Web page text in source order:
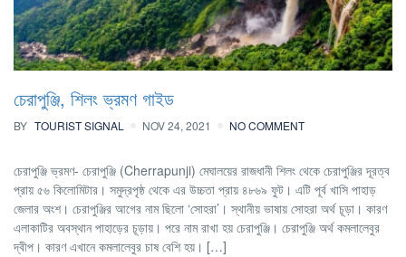
চেরাপুঞ্জি, শিলং ভ্রমণ গাইড
BY TOURIST SIGNAL NOV 24, 2021 NO COMMENT
চেরাপুঞ্জি ভ্রমণ- চেরাপুঞ্জি (Cherrapunji) মেঘালয়ের রাজধানী শিলং থেকে চেরাপুঞ্জির দূরত্ব
প্রায় ৫৬ কিলোমিটার। সমুদ্রপৃষ্ঠ থেকে এর উচ্চতা প্রায় ৪৮৬৯ ফুট। এটি পূর্ব খাসি পাহাড়
জেলার অংশ। চেরাপুঞ্জির আগের নাম ছিলো ‘সোহরা’। স্থানীয় ভাষায় সোহরা অর্থ চূড়া। কারণ
এলাকাটির অবস্থান পাহাড়ের চূড়ায়। পরে নাম রাখা হয় চেরাপুঞ্জি। চেরাপুঞ্জি অর্থ কমলালেবুর
দ্বীপ। কারণ এখানে কমলালেবুর চাষ বেশি হয়। […]